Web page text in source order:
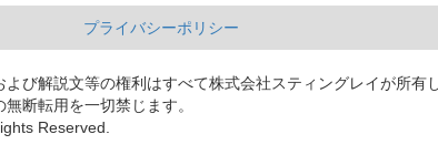
プライバシーポリシー
び解説文等の権利はすべて株式会社スティングレイが所有
断転用を一切禁じます。
Reserved.